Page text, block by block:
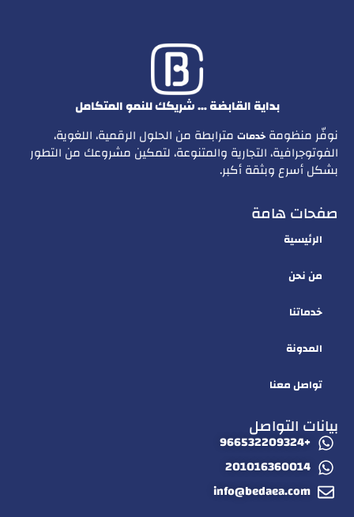
بداية القابضة … شريكك للنمو المتكامل
نوفّر منظومة خدمات مترابطة من الحلول الرقمية، اللغوية،
الفوتوجرافية، التجارية والمتنوعة، لتمكين مشروعك من التطور
بشكل أسرع وبثقة أكبر.
صفحات هامة
الرئيسية
من نحن
خدماتنا
المدونة
تواصل معنا
بيانات التواصل
+966532209324
201016360014
info@bedaea.com